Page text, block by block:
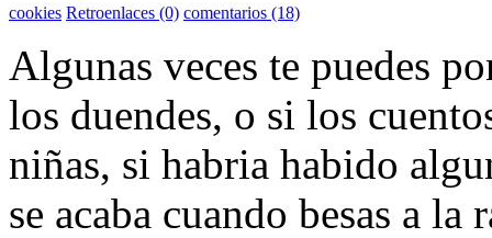
cookies Retroenlaces (0) comentarios (18)
Algunas veces te puedes
los duendes, o si los
niñas, si habria habido
se acaba cuando besas a la